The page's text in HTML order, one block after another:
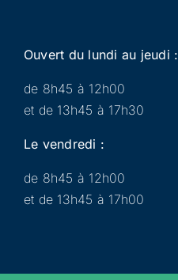
Ouvert du lundi au jeudi :
de 8h45 à 12h00
et de 13h45 à 17h30
Le vendredi :
de 8h45 à 12h00
et de 13h45 à 17h00